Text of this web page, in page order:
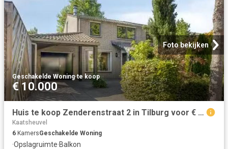
Foto bekijken
Geschakelde Woning·te koop
€ 10.000
Huis te koop Zenderenstraat 2 in Tilburg voor € 550.000
Kaatsheuvel
6 KamersGeschakelde Woning
·Opslagruimte·Balkon